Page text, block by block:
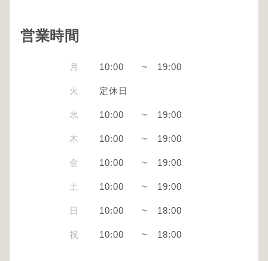
営業時間
月 10:00 ~ 19:00
火 定休日
水 10:00 ~ 19:00
木 10:00 ~ 19:00
金 10:00 ~ 19:00
土 10:00 ~ 19:00
日 10:00 ~ 18:00
祝 10:00 ~ 18:00